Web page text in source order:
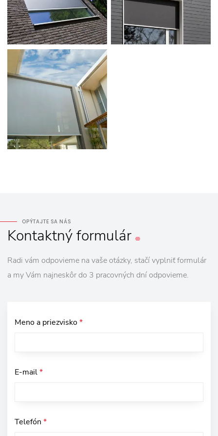
OPÝTAJTE SA NÁS
Kontaktnýformulár
Radi vám odpovieme na vaše otázky, stačí vyplniť formulár
a my Vám najneskôr do 3 pracovných dní odpovieme.
Meno a priezvisko*
E-mail*
Telefón *